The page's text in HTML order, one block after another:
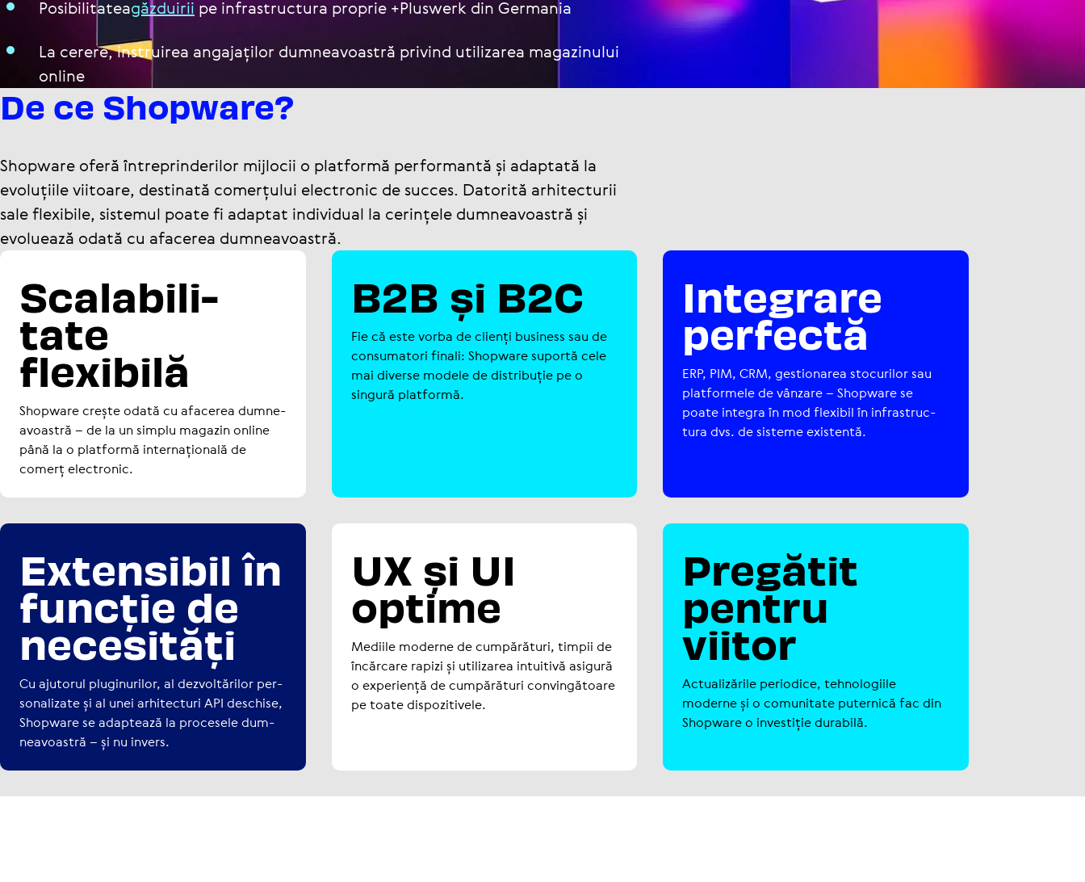
Posi­bi­li­ta­teagăzduirii pe infras­truc­tura proprie +Pluswerk din Germania
La cerere, instru­i­rea anga­ja­ți­lor dum­ne­a­voas­tră privind uti­li­za­rea maga­zi­nu­lui
online
De ce Shopware?
Shopware oferă între­prin­de­rilor mijlocii o platformă performantă și adaptată la
evoluțiile viitoare, destinată comerțului electronic de succes. Datorită arhitecturii
sale flexibile, sistemul poate fi adaptat individual la cerințele dumneavoastră și
evoluează odată cu afacerea dumneavoastră.
Sca­la­bi­li­
tate
flexibilă
Shopware crește odată cu afacerea dum­ne­
a­voas­tră – de la un simplu magazin online
până la o platformă inter­națio­nală de
comerț elec­tro­nic.
B2B și B2C
Fie că este vorba de clienți business sau de
con­su­ma­tori finali: Shopware suportă cele
mai diverse modele de dis­tri­bu­ție pe o
singură platformă.
Integrare
perfectă
ERP, PIM, CRM, ges­tio­na­rea sto­cu­ri­lor sau
plat­for­mele de vânzare – Shopware se
poate integra în mod flexibil în infras­truc­
tura dvs. de sisteme existentă.
Exten­si­bil în
funcție de
nece­si­tăți
Cu ajutorul plu­gi­nu­ri­lor, al dezvol­tă­ri­lor per­
so­na­li­zate și al unei arhi­tec­turi API deschise,
Shopware se adaptează la procesele dum­
ne­a­voas­tră – și nu invers.
UX și UI
optime
Mediile moderne de cum­pă­ră­turi, timpii de
încărcare rapizi și uti­li­za­rea intuitivă asigură
o expe­riență de cum­pă­ră­turi con­ving­ă­toare
pe toate dis­po­zi­ti­vele.
Pregătit
pentru
viitor
Actu­a­li­ză­rile periodice, teh­no­lo­gi­ile
moderne și o comu­ni­tate puternică fac din
Shopware o inves­ti­ție durabilă.